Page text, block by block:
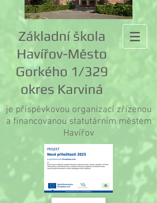
Základní škola
Havířov-Město
Gorkého 1/329
okres Karviná
je příspěvkovou organizací zřízenou
a financovanou statutárním městem
Havířov